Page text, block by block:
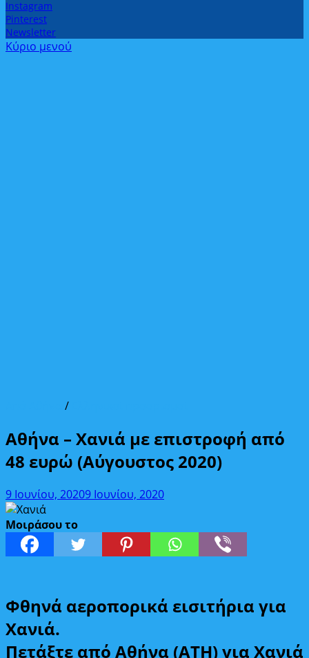
Instagram
Pinterest
Newsletter
Κύριο μενού
/
Αθήνα – Χανιά με επιστροφή από
48 ευρώ (Αύγουστος 2020)
9 Ιουνίου, 20209 Ιουνίου, 2020
Μοιράσου το
Φθηνά αεροπορικά εισιτήρια για
Χανιά.
Πετάξτε από Αθήνα (ATH) για Χανιά